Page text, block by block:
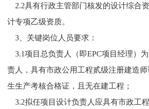
2.2具有行政主管部门核发的设计综合
计专项乙级资质。
3
关键岗位人员要求：
3.1项目总负责人（即EPC项目经理）
责人，具有市政公用工程贰级注册建造
生生产考核合格证，且无在建工程；
3.2拟任项目设计负责人应具有市政工程